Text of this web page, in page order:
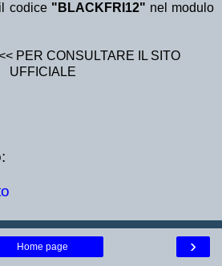
codice " BLACKFRI12" nel modulo
PER CONSULTARE IL SITO
UFFICIALE
›
Home page